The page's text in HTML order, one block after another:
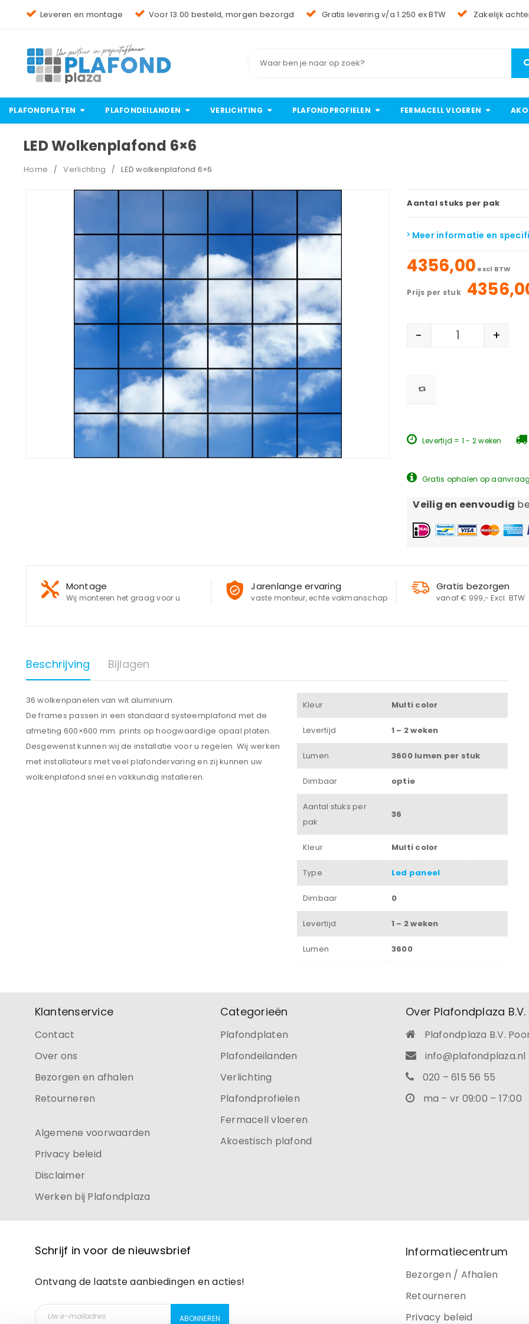
Gebruikersnaam of e-mailadres*
Wachtwoord*
Onthouden
INLOGGEN
Leveren en montage Voor 13.00 besteld, morgen bezorgd Gratis levering v/a 1.250 ex BTW Zakelijk
PLAFONDPLATEN PLAFONDEILANDEN VERLICHTING PLAFONDPROFIELEN FERMACELL VLOEREN
LED Wolkenplafond 6×6
Home / Verlichting / LED wolkenplafond 6×6
Aantal stuks per pak
Meer informatie en
4356,00 excl BTW
prijs per stuk
- +
Levertijd = 1 - 2 weken
Gratis ophalen op aanvraag
Veilig en eenvoudig
Montage
Wij monteren het graag voor u
Jarenlange ervaring
vaste monteur, echte vakmanschap
Gratis bezorgen
vanaf € 999,- Excl. BTW
Beschrijving Bijlagen
36 wolkenpanelen van wit aluminium.
De frames passen in een standaard systeemplafond met de
afmeting 600×600 mm. prints op hoogwaardige opaal platen.
Desgewenst kunnen wij de installatie voor u regelen. Wij werken
met installateurs met veel plafondervaring en zij kunnen uw
wolkenplafond snel en vakkundig installeren.
Kleur Multi color
Levertijd 1 – 2 weken
Lumen 3600 lumen per stuk
Dimbaar optie
Aantal stuks per
pak
36
Kleur Multi color
Type Led paneel
Dimbaar 0
Levertijd 1 – 2 weken
Lumen 3600
Klantenservice
Contact
Over ons
Bezorgen en afhalen
Retourneren
Algemene voorwaarden
Privacy beleid
Disclaimer
Werken bij Plafondplaza
Categorieën
Plafondplaten
Plafondeilanden
Verlichting
Plafondprofielen
Fermacell vloeren
Akoestisch plafond
Over Plafondplaza B.V.
Plafondplaza B.V.
info@plafondplaza.nl
020 – 615 56 55
ma – vr 09:00 – 17:00
Schrijf in voor de nieuwsbrief
Ontvang de laatste aanbiedingen en acties!
Informatiecentrum
Bezorgen / Afhalen
Retourneren
Privacy beleid